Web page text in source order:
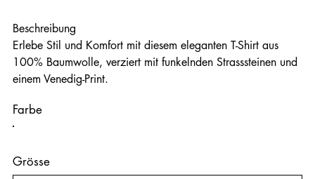
Beschreibung
Erlebe Stil und Komfort mit diesem eleganten T-Shirt aus
100% Baumwolle, verziert mit funkelnden Strasssteinen und
einem Venedig-Print.
Farbe
Grösse